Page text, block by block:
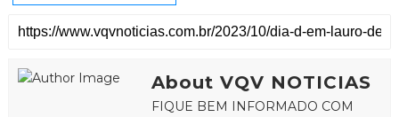
About VQV NOTICIAS
FIQUE BEM INFORMADO COM